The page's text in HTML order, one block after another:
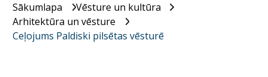
Sākumlapa
Vēsture un kultūra
Arhitektūra un vēsture
Ceļojums Paldiski pilsētas vēsturē